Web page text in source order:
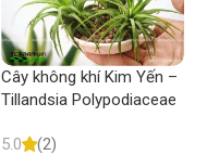
Cây không khí Kim Yến –
Tillandsia Polypodiaceae
5.0
(2)